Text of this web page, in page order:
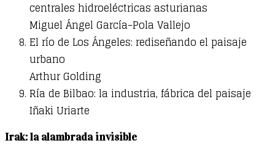
centrales hidroeléctricas asturianas
Miguel Ángel García-Pola Vallejo
El río de Los Ángeles: rediseñando el paisaje
urbano
Arthur Golding
Ría de Bilbao: la industria, fábrica del paisaje
Iñaki Uriarte
Irak: la alambrada invisible